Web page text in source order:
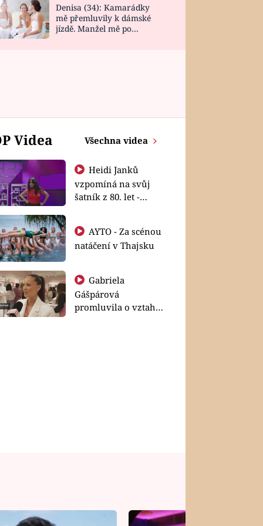
Denisa (34): Kamarádky
mě přemluvily k dámské
jízdě. Manžel mě po
Videa Všechna videa
Heidi Janků
vzpomíná na svůj
šatník z 80. let -
natáčení v Thajsku
Gabriela
Gášpárová
promluvila o vztahu